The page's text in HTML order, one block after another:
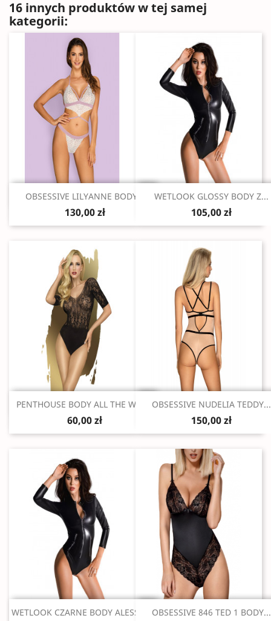
16 innych produktów w tej samej
kategorii:
Szybki podgląd
OBSESSIVE LILYANNE BODY...
130,00 zł
Szybki podgląd
WETLOOK GLOSSY BODY Z...
105,00 zł
Szybki podgląd
PENTHOUSE BODY ALL THE WAY...
60,00 zł
Szybki podgląd
OBSESSIVE NUDELIA TEDDY...
150,00 zł
Szybki podgląd
WETLOOK CZARNE BODY ALESSIA M Szybki podgląd
OBSESSIVE 846 TED 1 BODY...